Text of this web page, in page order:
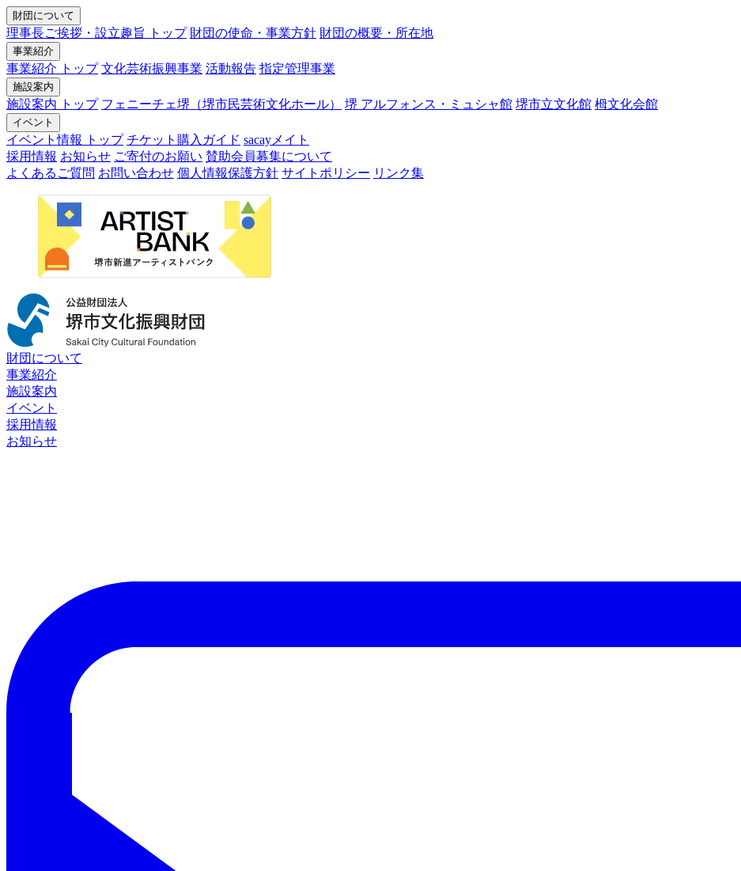
財団について
理事長ご挨拶・設立趣旨 トップ 財団の使命・事業方針 財団の概要・所在地
事業紹介
事業紹介 トップ 文化芸術振興事業 活動報告 指定管理事業
施設案内
施設案内 トップ フェニーチェ堺（堺市民芸術文化ホール） 堺 アルフォンス・ミュシャ館 堺市立文化館 栂文化会館
イベント
イベント情報 トップ チケット購入ガイド sacayメイト
採用情報 お知らせ ご寄付のお願い 賛助会員募集について
よくあるご質問 お問い合わせ 個人情報保護方針 サイトポリシー リンク集
財団について
事業紹介
施設案内
イベント
採用情報
お知らせ